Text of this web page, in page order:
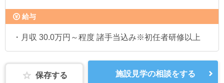
給与
・月収 30.0万円～程度 諸手当込み※初任者研修以上
保存する 施設見学の相談をする